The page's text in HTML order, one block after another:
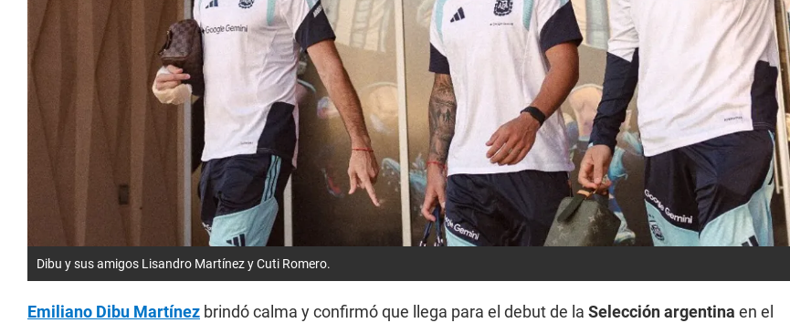
Dibu y sus amigos Lisandro Martínez y Cuti Romero.
Emiliano Dibu Martínez brindó calma y confirmó que llega para el debut de la Selección argentina en el